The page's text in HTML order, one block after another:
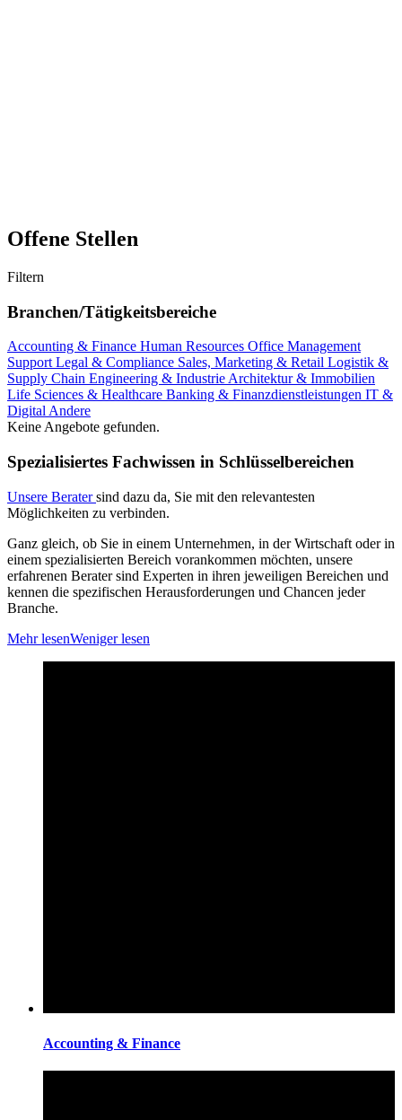
Offene Stellen
Filtern
Branchen/Tätigkeitsbereiche
Accounting & Finance Human Resources Office Management
SupportLegal & Compliance Sales, Marketing & Retail Logistik &
Supply Chain Engineering & IndustrieArchitektur & Immobilien
Life Sciences & Healthcare Banking & Finanzdienstleistungen IT &
DigitalAndere
Keine Angebote gefunden.
Spezialisiertes Fachwissen in Schlüsselbereichen
Unsere Beratersind dazu da, Sie mit den relevantesten
Möglichkeiten zu verbinden.
Ganz gleich, ob Sie in einem Unternehmen, in der Wirtschaft oder in
einem spezialisierten Bereich vorankommen möchten, unsere
erfahrenen Berater sind Experten in ihren jeweiligen Bereichen und
kennen die spezifischen Herausforderungen und Chancen jeder
Branche.
Mehr lesenWeniger lesen
Accounting & Finance